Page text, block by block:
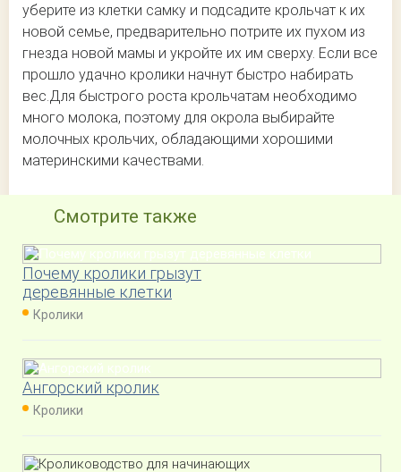
уберите из клетки самку и подсадите крольчат к их
новой семье, предварительно потрите их пухом из
гнезда новой мамы и укройте их им сверху. Если все
прошло удачно кролики начнут быстро набирать
вес.Для быстрого роста крольчатам необходимо
много молока, поэтому для окрола выбирайте
молочных крольчих, обладающими хорошими
материнскими качествами.
Смотрите также
Почему кролики грызут
деревянные клетки
Кролики
Ангорский кролик
Кролики